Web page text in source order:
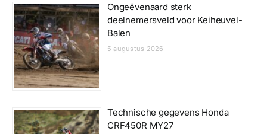
Ongeëvenaard sterk
deelnemersveld voor Keiheuvel-
Balen
5 augustus 2026
Technische gegevens Honda
CRF450R MY27